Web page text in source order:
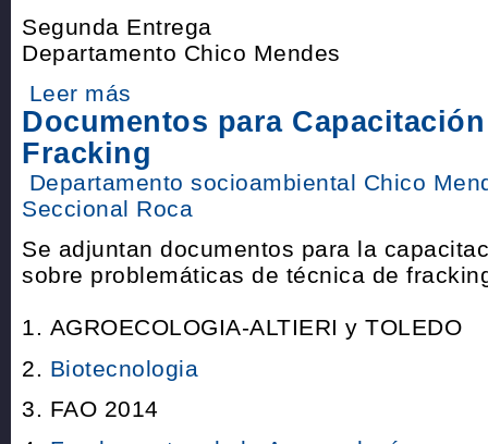
Segunda Entrega
Departamento Chico Mendes
Leer más
Documentos para
Fracking
Departamento socioambiental Chico
Seccional Roca
Se adjuntan documentos para la
sobre problemáticas de técnica de
1. AGROECOLOGIA-ALTIERI y TOLEDO
2. Biotecnologia
3. FAO 2014